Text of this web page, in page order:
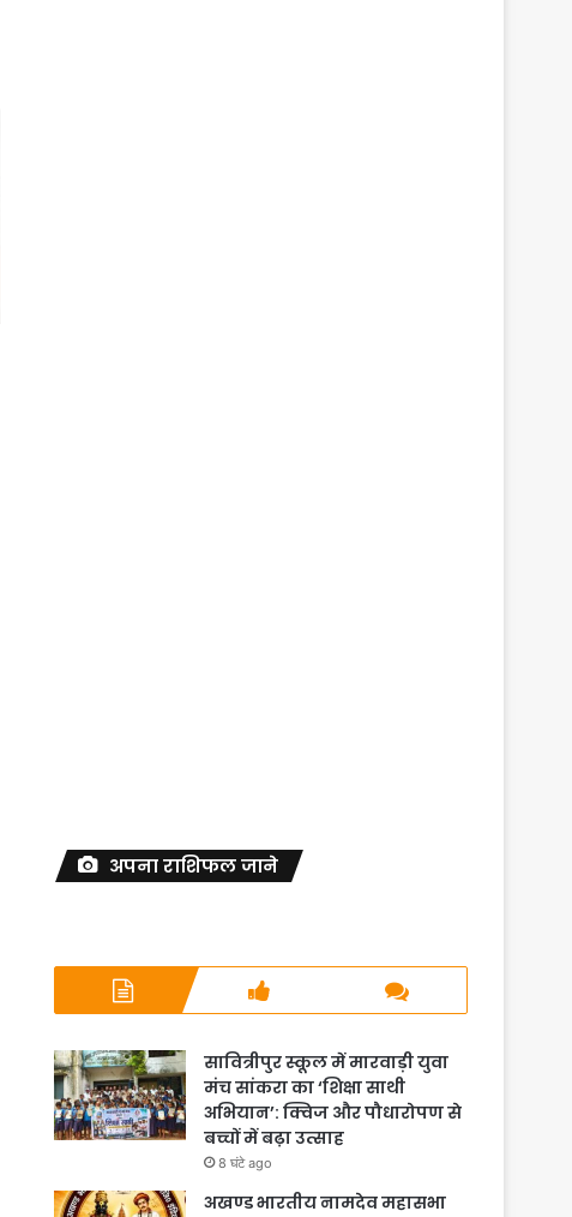
अपना राशिफल जाने
सावित्रीपुर स्कूल में मारवाड़ी युवा
मंच सांकरा का ‘शिक्षा साथी
अभियान’: क्विज और पौधारोपण से
बच्चों में बढ़ा उत्साह
8 घंटे ago
अखण्ड भारतीय नामदेव महासभा